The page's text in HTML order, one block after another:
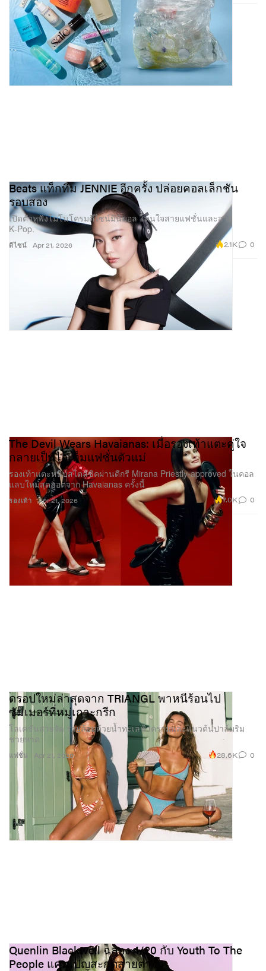
ดีไซน์
Beats แท็กทีม JENNIE อีกครั้ง ปล่อยคอลเล็กชัน
รอบสอง
เปิดตัวหูฟังโมโนโครมดีไซน์มินิมอล โดนใจสายแฟชั่นและสาย
K‑Pop.
Apr 21, 2026 2.1K 0
รองเท้า
The Devil Wears Havaianas: เมื่อรองเท้าแตะคู่ใจ
กลายเป็นไอเท็มแฟชั่นตัวแม่
รองเท้าแตะหนีบสไตล์ชิคผ่านดีกรี Mirana Priestly-approved ในคอล
แลบใหม่สุดฮอตจาก Havaianas ครั้งนี้
Apr 21, 2026 7.0K 0
แฟชั่น
ดรอปใหม่ล่าสุดจาก TRIANGL พาหนีร้อนไป
ซัมเมอร์ที่หมู่เกาะกรีก
โลเคชันสวยจัด รายล้อมด้วยน้ำทะเลฟ้าครามและแนวต้นปาล์มริม
ชายหาด
Apr 21, 2026 28.6K 0
Quenlin Blackwell ฉลอง 4/20 กับ Youth To The
People แคมเปญสะกดสายตา